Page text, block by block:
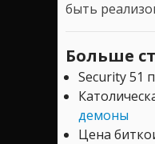
быть
Больше
Security 51
демоны
Цена